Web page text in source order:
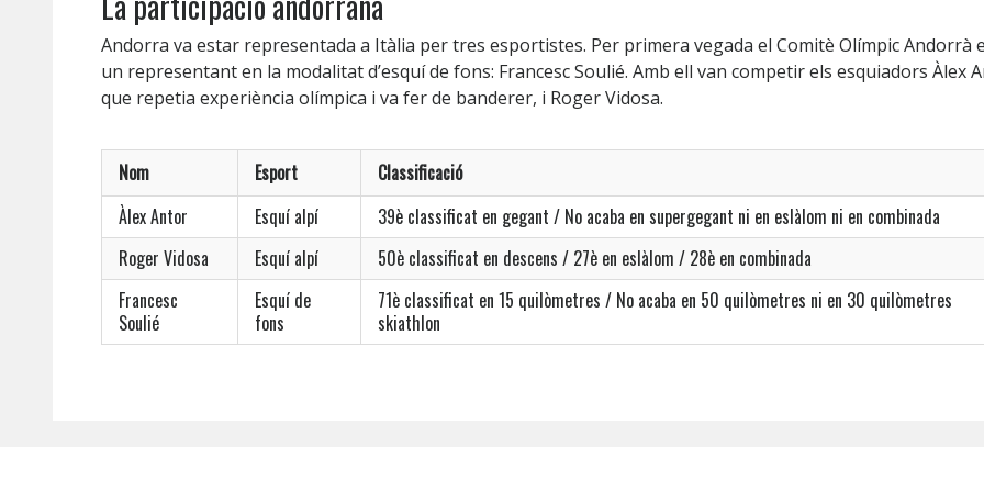
Andorra va estar representada a Itàlia per tres esportistes. Per primera vegada el Comitè Olímpic Andorrà
un representant en la modalitat d’esquí de fons: Francesc Soulié. Amb ell van competir els esquiadors Àlex
que repetia experiència olímpica i va fer de banderer, i Roger Vidosa.
Nom Esport
Classificació
Àlex Antor
Esquí alpí
39è classificat en gegant / No acaba en supergegant ni en eslàlom ni en combinada
Roger Vidosa
Esquí alpí
50è classificat en descens / 27è en eslàlom / 28è en combinada
Francesc
Soulié
Esquí de
fons
71è classificat en 15 quilòmetres / No acaba en 50 quilòmetres ni en 30 quilòmetres
skiathlon